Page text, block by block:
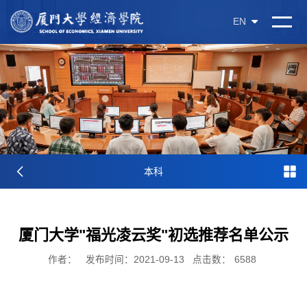
EN
本科
厦门大学"福光凌云奖"初选推荐名单公示
作者： 发布时间：2021-09-13 点击数： 6588